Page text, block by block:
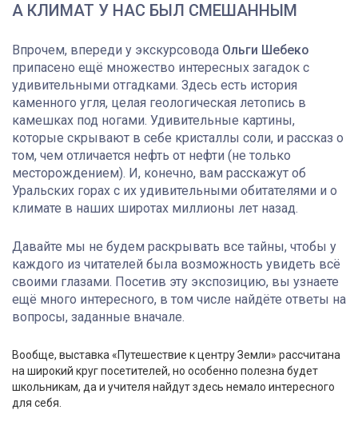
А КЛИМАТ У НАС БЫЛ СМЕШАННЫМ
Впрочем, впереди у экскурсовода Ольги Шебеко
припасено ещё множество интересных загадок с
удивительными отгадками. Здесь есть история
каменного угля, целая геологическая летопись в
камешках под ногами. Удивительные картины,
которые скрывают в себе кристаллы соли, и рассказ о
том, чем отличается нефть от нефти (не только
месторождением). И, конечно, вам расскажут об
Уральских горах с их удивительными обитателями и о
климате в наших широтах миллионы лет назад.
Давайте мы не будем раскрывать все тайны, чтобы у
каждого из читателей была возможность увидеть всё
своими глазами. Посетив эту экспозицию, вы узнаете
ещё много интересного, в том числе найдёте ответы на
вопросы, заданные вначале.
Вообще, выставка «Путешествие к центру Земли» рассчитана
на широкий круг посетителей, но особенно полезна будет
школьникам, да и учителя найдут здесь немало интересного
для себя.